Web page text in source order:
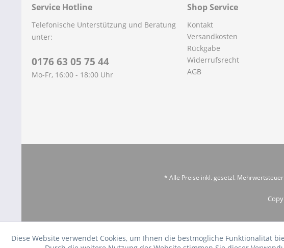
Service Hotline
Telefonische Unterstützung und Beratung
unter:
0176 63 05 75 44
Mo-Fr, 16:00 - 18:00 Uhr
Shop Service
Kontakt
Versandkosten
Rückgabe
Widerrufsrecht
AGB
* Alle Preise inkl. gesetzl. Mehrwertsteuer
Diese Website verwendet Cookies, um Ihnen die bestmögliche Funktionalität